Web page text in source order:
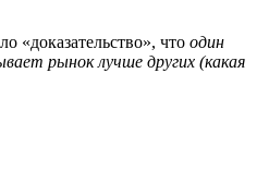
«доказательство», что один
рынок лучше других (какая